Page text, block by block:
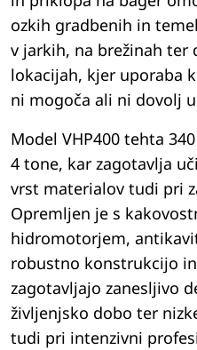
ozkih gradbenih in
v jarkih, na brežinah
lokacijah, kjer uporaba
ni mogoča ali ni dovolj
Model VHP400 tehta
4 tone, kar zagotavlja
vrst materialov tudi pri
Opremljen je s
hidromotorjem,
robustno konstrukcijo
zagotavljajo zanesljivo
življenjsko dobo ter
tudi pri intenzivni